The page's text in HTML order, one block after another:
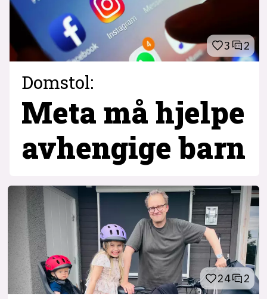
3 2
Domstol:
Meta må hjelpe
avhengige barn
24 2